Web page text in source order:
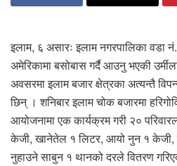
इलाम, ६ असारः इलाम नगरपालिका वडा
अमेरिकामा बसोबास गर्दै आउनु भएकी
अवसरमा इलाम बजार क्षेत्रका अत्यन्तै
छिन् । शनिबार इलाम चोक बजारमा
आयोजनामा एक कार्यक्रम गरी २०
केजी, खानेतेल १ लिटर, आयो नुन १ केजी,
नुहाउने साबुन १ थानको दरले वितरण